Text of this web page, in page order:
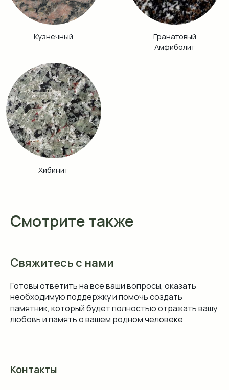
Смотрите также
Свяжитесь с нами
Готовы ответить на все ваши вопросы, оказать
необходимую поддержку и помочь создать
памятник, который будет полностью отражать вашу
любовь и память о вашем родном человеке
Контакты